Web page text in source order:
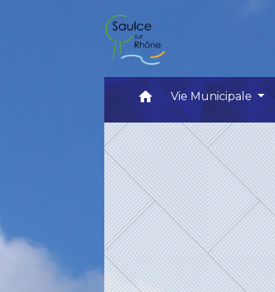
home Vie Municipale